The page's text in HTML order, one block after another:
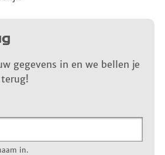
gegevens in en we bellen je
in.